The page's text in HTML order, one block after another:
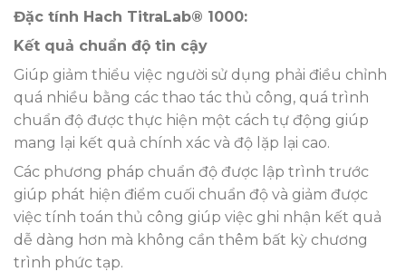
Đặc tính Hach TitraLab® 1000:
Kết quả chuẩn độ tin cậy
Giúp giảm thiểu việc người sử dụng phải điều chỉnh
quá nhiều bằng các thao tác thủ công, quá trình
chuẩn độ được thực hiện một cách tự động giúp
mang lại kết quả chính xác và độ lặp lại cao.
Các phương pháp chuẩn độ được lập trình trước
giúp phát hiện điểm cuối chuẩn độ và giảm được
việc tính toán thủ công giúp việc ghi nhận kết quả
dễ dàng hơn mà không cần thêm bất kỳ chương
trình phức tạp.